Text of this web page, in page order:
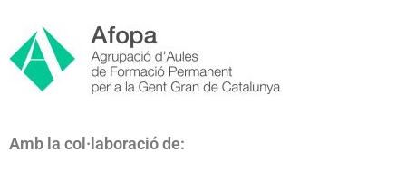
Amb la col·laboració de: